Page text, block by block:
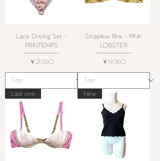
Lace Driving Set -
PRINTEMPS
価格
￥21,560
Strapless Bra - PINK
LOBSTER
価格
￥19,360
Last one New